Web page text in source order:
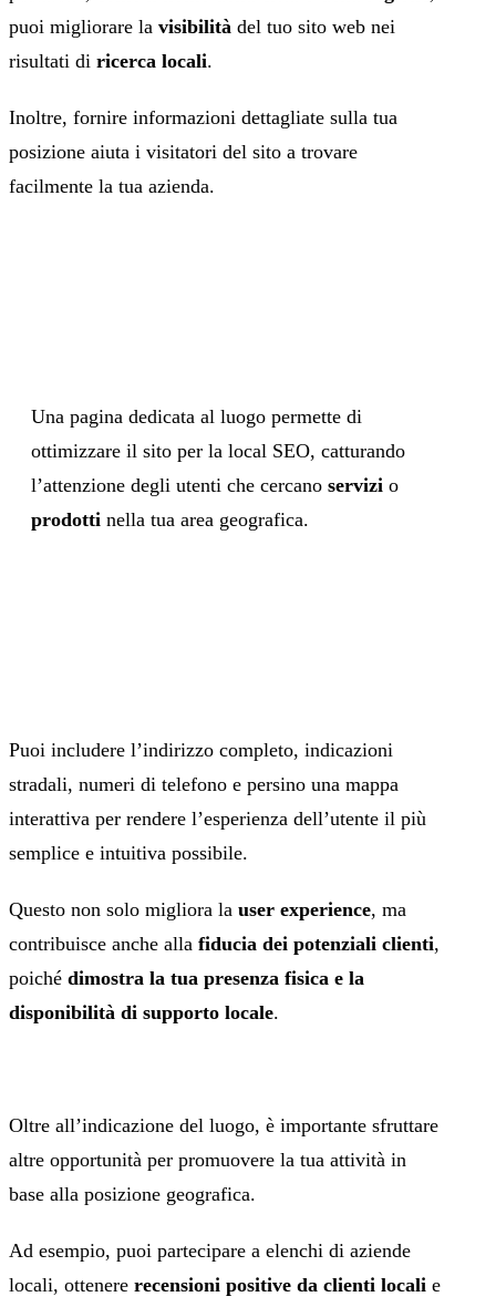
puoi migliorare la visibilità del tuo sito web nei
risultati di ricerca locali.
Inoltre, fornire informazioni dettagliate sulla tua
posizione aiuta i visitatori del sito a trovare
facilmente la tua azienda.
Una pagina dedicata al luogo permette di
ottimizzare il sito per la local SEO, catturando
l’attenzione degli utenti che cercano servizi o
prodotti nella tua area geografica.
Puoi includere l’indirizzo completo, indicazioni
stradali, numeri di telefono e persino una mappa
interattiva per rendere l’esperienza dell’utente il più
semplice e intuitiva possibile.
Questo non solo migliora la user experience, ma
contribuisce anche alla fiducia dei potenziali clienti,
poiché dimostra la tua presenza fisica e la
disponibilità di supporto locale.
Oltre all’indicazione del luogo, è importante sfruttare
altre opportunità per promuovere la tua attività in
base alla posizione geografica.
Ad esempio, puoi partecipare a elenchi di aziende
locali, ottenere recensioni positive da clienti locali e